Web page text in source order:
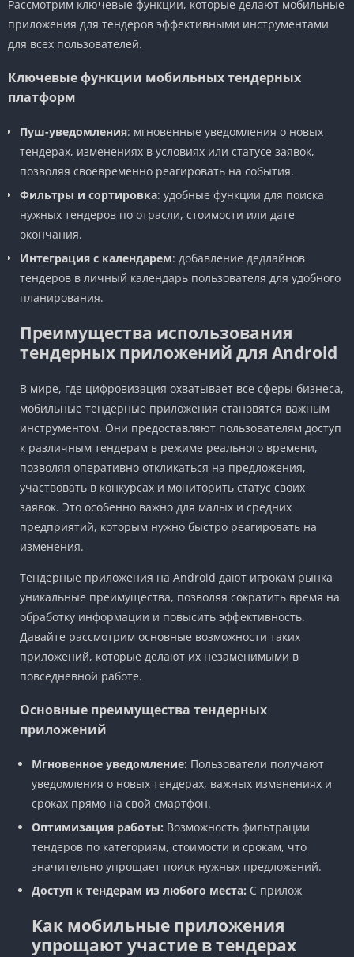
Рассмотрим ключевые функции, которые делают мобильные
приложения для тендеров эффективными инструментами
для всех пользователей.
Ключевые функции мобильных тендерных
платформ
Пуш-уведомления: мгновенные уведомления о новых
тендерах, изменениях в условиях или статусе заявок,
позволяя своевременно реагировать на события.
Фильтры и сортировка: удобные функции для поиска
нужных тендеров по отрасли, стоимости или дате
окончания.
Интеграция с календарем: добавление дедлайнов
тендеров в личный календарь пользователя для удобного
планирования.
Преимущества использования
тендерных приложений для Android
В мире, где цифровизация охватывает все сферы бизнеса,
мобильные тендерные приложения становятся важным
инструментом. Они предоставляют пользователям доступ
к различным тендерам в режиме реального времени,
позволяя оперативно откликаться на предложения,
участвовать в конкурсах и мониторить статус своих
заявок. Это особенно важно для малых и средних
предприятий, которым нужно быстро реагировать на
изменения.
Тендерные приложения на Android дают игрокам рынка
уникальные преимущества, позволяя сократить время на
обработку информации и повысить эффективность.
Давайте рассмотрим основные возможности таких
приложений, которые делают их незаменимыми в
повседневной работе.
Основные преимущества тендерных
приложений
Мгновенное уведомление: Пользователи получают
уведомления о новых тендерах, важных изменениях и
сроках прямо на свой смартфон.
Оптимизация работы: Возможность фильтрации
тендеров по категориям, стоимости и срокам, что
значительно упрощает поиск нужных предложений.
Доступ к тендерам из любого места: С прилож
Как мобильные приложения
упрощают участие в тендерах